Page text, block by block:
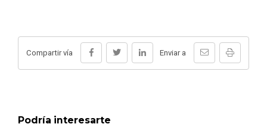
Compartir vía Enviar a
Podría interesarte